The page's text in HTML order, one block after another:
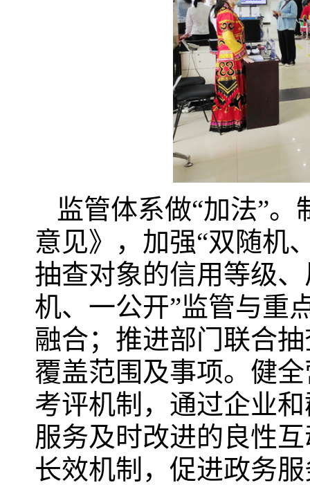
监管体系做“加法”
意见》，加强“双随机
抽查对象的信用等级
机、一公开”监管与重
融合；推进部门联合
覆盖范围及事项。健
考评机制，通过企业
服务及时改进的良性
长效机制，促进政务